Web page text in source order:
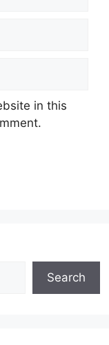
in this
Search